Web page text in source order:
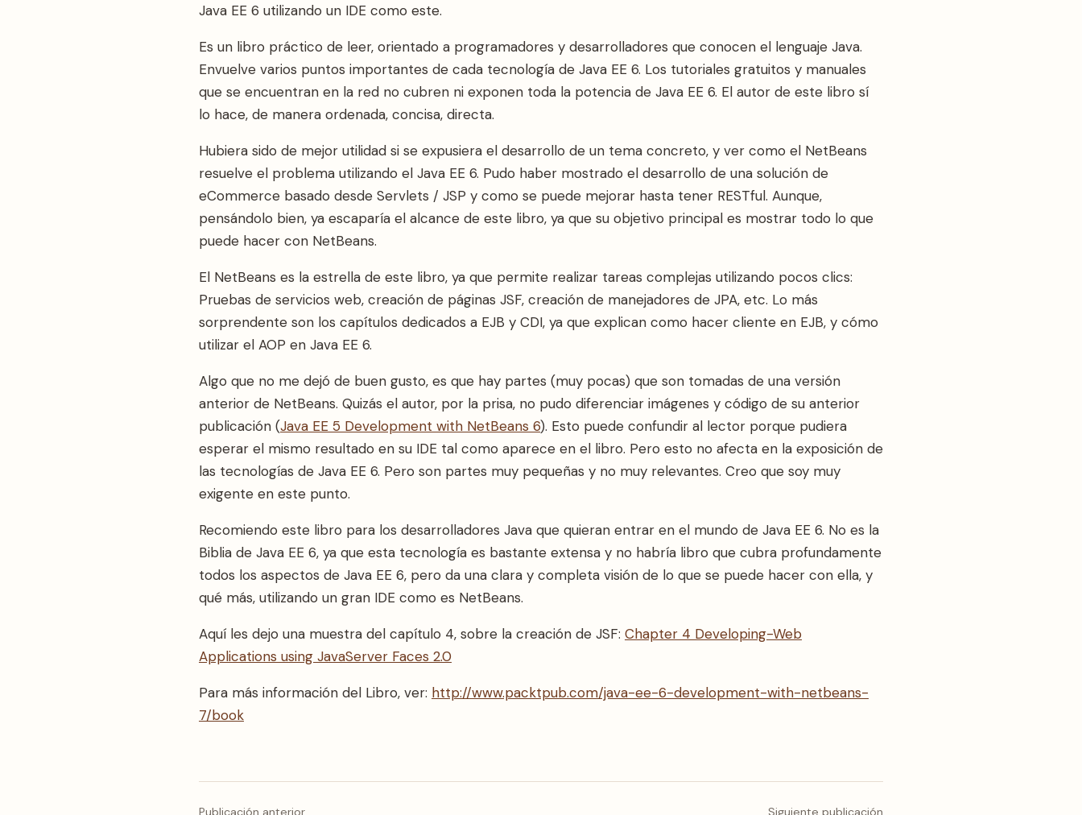
Java EE 6 utilizando un IDE como este.
Es un libro práctico de leer, orientado a programadores y desarrolladores que conocen el lenguaje Java.
Envuelve varios puntos importantes de cada tecnología de Java EE 6. Los tutoriales gratuitos y manuales
que se encuentran en la red no cubren ni exponen toda la potencia de Java EE 6. El autor de este libro sí
lo hace, de manera ordenada, concisa, directa.
Hubiera sido de mejor utilidad si se expusiera el desarrollo de un tema concreto, y ver como el NetBeans
resuelve el problema utilizando el Java EE 6. Pudo haber mostrado el desarrollo de una solución de
eCommerce basado desde Servlets / JSP y como se puede mejorar hasta tener RESTful. Aunque,
pensándolo bien, ya escaparía el alcance de este libro, ya que su objetivo principal es mostrar todo lo que
puede hacer con NetBeans.
El NetBeans es la estrella de este libro, ya que permite realizar tareas complejas utilizando pocos clics:
Pruebas de servicios web, creación de páginas JSF, creación de manejadores de JPA, etc. Lo más
sorprendente son los capítulos dedicados a EJB y CDI, ya que explican como hacer cliente en EJB, y cómo
utilizar el AOP en Java EE 6.
Algo que no me dejó de buen gusto, es que hay partes (muy pocas) que son tomadas de una versión
anterior de NetBeans. Quizás el autor, por la prisa, no pudo diferenciar imágenes y código de su anterior
publicación (Java EE 5 Development with NetBeans 6). Esto puede confundir al lector porque pudiera
esperar el mismo resultado en su IDE tal como aparece en el libro. Pero esto no afecta en la exposición de
las tecnologías de Java EE 6. Pero son partes muy pequeñas y no muy relevantes. Creo que soy muy
exigente en este punto.
Recomiendo este libro para los desarrolladores Java que quieran entrar en el mundo de Java EE 6. No es la
Biblia de Java EE 6, ya que esta tecnología es bastante extensa y no habría libro que cubra profundamente
todos los aspectos de Java EE 6, pero da una clara y completa visión de lo que se puede hacer con ella, y
qué más, utilizando un gran IDE como es NetBeans.
Aquí les dejo una muestra del capítulo 4, sobre la creación de JSF: Chapter 4 Developing-Web
Applications using JavaServer Faces 2.0
Para más información del Libro, ver: http://www.packtpub.com/java-ee-6-development-with-netbeans-
7/book
Publicación anterior Siguiente publicación